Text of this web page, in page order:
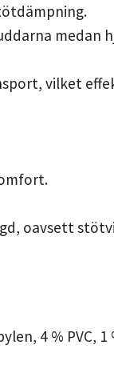
medan
vilket
oavsett
4 % PVC,